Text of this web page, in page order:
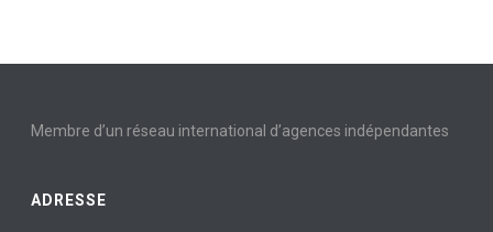
Membre d’un réseau international d’agences indépendantes
ADRESSE